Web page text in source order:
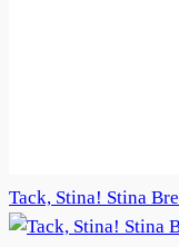
Tack, Stina! Stina